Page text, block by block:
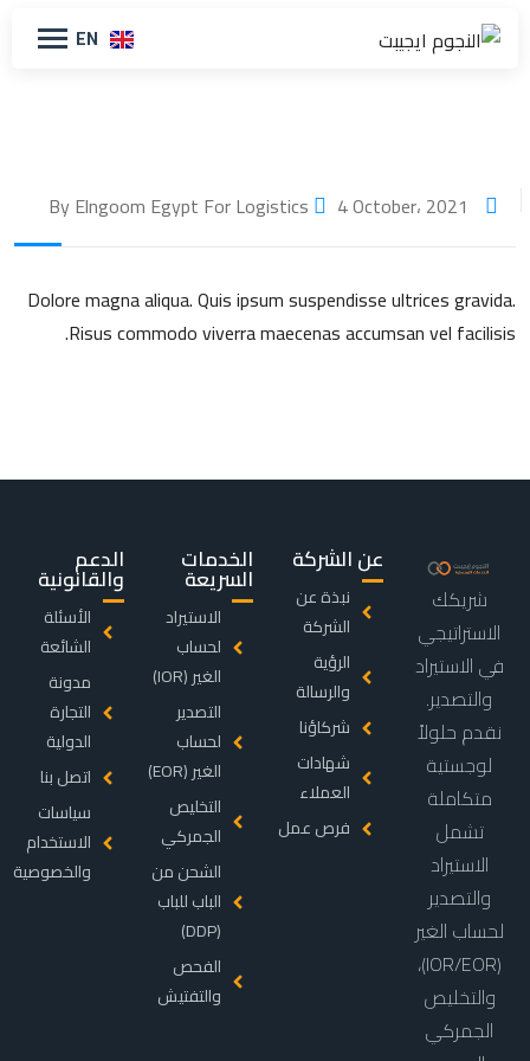
EN
4 October، 2021
Dolore magna aliqua. Quis ipsum suspendisse ultrices gravida.
Risus commodo viverra maecenas accumsan vel facilisis.
شريكك
الاستراتيجي
في الاستيراد
والتصدير.
نقدم حلولاً
لوجستية
متكاملة
تشمل
الاستيراد
والتصدير
لحساب الغير
(IOR/EOR)،
والتخليص
الجمركي
عن الشركة
نبذة عن
الشركة
الرؤية
والرسالة
شركاؤنا
شهادات
العملاء
فرص عمل
الخدمات
السريعة
الاستيراد
لحساب
الغير (IOR)
التصدير
لحساب
الغير (EOR)
التخليص
الجمركي
الشحن من
الباب للباب
(DDP)
الفحص
والتفتيش
الدعم
والقانونية
الأسئلة
الشائعة
مدونة
التجارة
الدولية
اتصل بنا
سياسات
الاستخدام
والخصوصية